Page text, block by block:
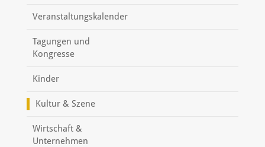
Veranstaltungskalender
Tagungen und
Kongresse
Kinder
Kultur & Szene
Wirtschaft &
Unternehmen